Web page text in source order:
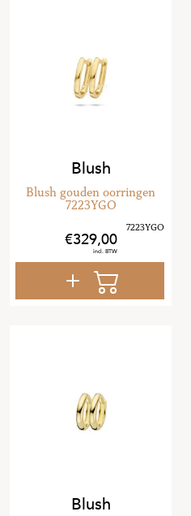
Blush
Blush gouden oorringen
7223YGO
329,00
Blush